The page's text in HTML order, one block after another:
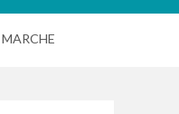
MARCHE